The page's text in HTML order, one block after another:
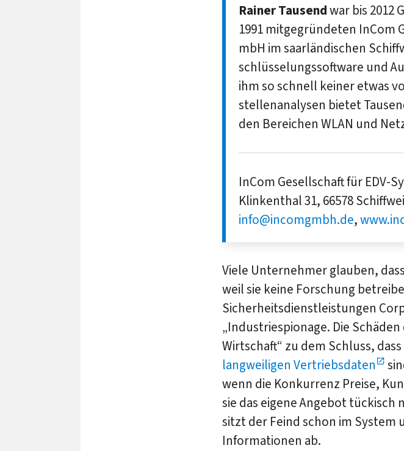
Rainer Tausendwar bis 2012
1991 mitgegründeten InCom
mbH im saar­ländischen
schlüs­selungs­soft­ware und
ihm so schnell keiner etwas
stellen­analysen bietet
den Be­reichen WLAN und
InCom Gesellschaft für EDV-
Klinkenthal 31, 66578
info@incomgmbh.de,
Viele Unternehmer glauben,
weil sie keine Forschung
Sicherheitsdienstleistungen
„Industriespionage. Die
Wirtschaft“ zu dem Schluss,
langweiligen Vertriebsdaten
wenn die Konkurrenz Preise,
sie das eigene Angebot
sitzt der Feind schon im System
Informationen ab.